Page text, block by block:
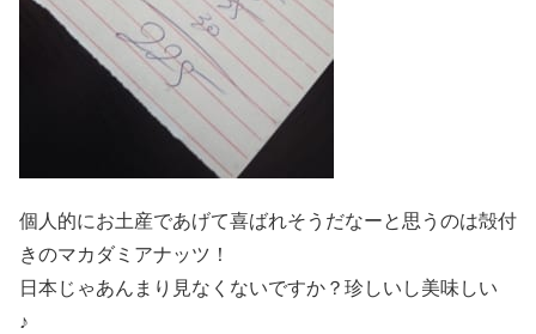
個人的にお土産であげて喜ばれそうだなーと思うのは殻付
きのマカダミアナッツ！
日本じゃあんまり見なくないですか？珍しいし美味しい
♪